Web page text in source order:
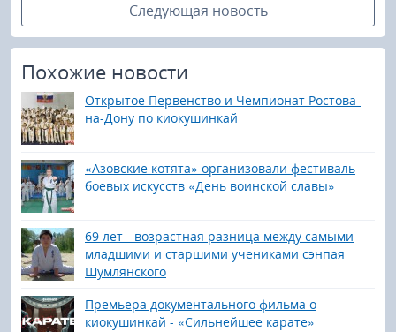
Следующая новость
Похожие новости
Открытое Первенство и Чемпионат Ростова-
на-Дону по киокушинкай
«Азовские котята» организовали фестиваль
боевых искусств «День воинской славы»
69 лет - возрастная разница между самыми
младшими и старшими учениками сэнпая
Шумлянского
Премьера документального фильма о
киокушинкай - «Сильнейшее карате»